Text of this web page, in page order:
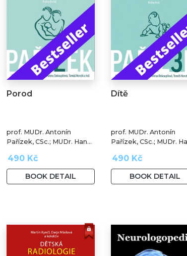
Porod
prof. MUDr. Antonín
Pařízek, CSc.; MUDr. Hana
Milena Dokoupilová; prof.
MUDr. Tomáš Honzík,
Ph.D. a kol.
490 Kč
BOOK DETAIL
Dítě
prof. MUDr. Antonín
Pařízek, CSc.; MUDr.
Milena Dokoupilová;
MUDr. Tomáš Honzík,
Ph.D. a kol.
490 Kč
BOOK DETAIL